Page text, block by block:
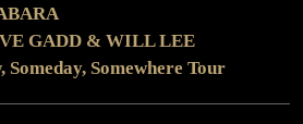
GADD & WILL LEE
Someday, Somewhere Tour